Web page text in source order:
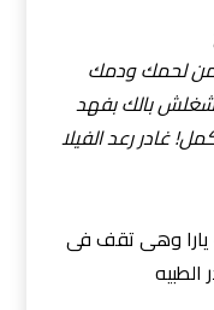
من لحمك ودمك
بالك بفهد
غادر رعد الفيلا
يارا وهى تقف فى